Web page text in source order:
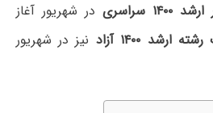
۱۴۰۰ سراسری در شهریور آغاز
ارشد ۱۴۰۰ آزاد
نیز در شهریور